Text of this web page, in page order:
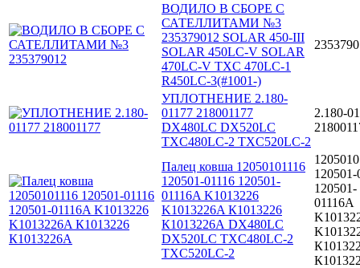
ВОДИЛО В СБОРЕ С
САТЕЛЛИТАМИ №3
235379012 SOLAR 450-III
SOLAR 450LC-V SOLAR
470LC-V TXC 470LC-1
R450LC-3(#1001-)
УПЛОТНЕНИЕ 2.180-
01177 218001177
DX480LC DX520LC
TXC480LC-2 TXC520LC-2
2.180-
Палец ковша 12050101116
120501-01116 120501-
01116A K1013226
K1013226A К1013226
К1013226А DX480LC
DX520LC TXC480LC-2
TXC520LC-2
120501-
120501-
01116A